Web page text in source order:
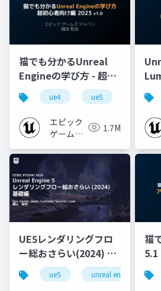
猫でも分かるUnreal
Engineの学び方 - 超初
心者向け編 - 2023 v1.0
ue4 ue5 ue-
エピック
ゲームズ
1.7M
な
UE5レンダリングフロ
ー総おさらい(2024) 基
礎編！
[CEDEC+KYUSHU
ue5 unreal engine
猫
5.1
ョ
【